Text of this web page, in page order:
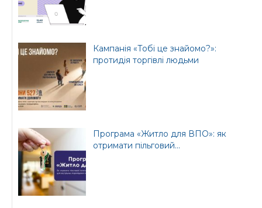
Кампанія «Тобі це знайомо?»:
протидія торгівлі людьми
Програма «Житло для ВПО»: як
отримати пільговий...